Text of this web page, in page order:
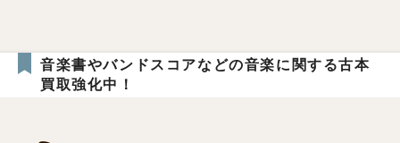
音楽書やバンドスコアなどの音楽に関する古本
買取強化中！